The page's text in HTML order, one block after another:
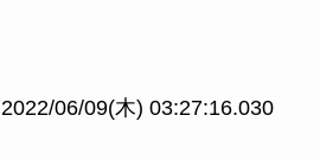
2022/06/09(木) 03:27:16.030